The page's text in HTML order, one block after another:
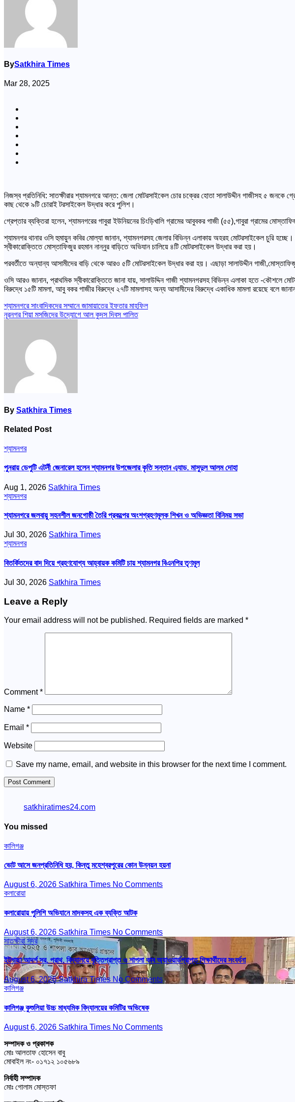
BySatkhira Times
Mar 28, 2025
নিজস্ব প্রতিনিধি: সাতক্ষীরার শ্যামনগরে আন্ত: জেলা মোটরসাইকেল চোর চক্রের হোতা সালাউদ্দীন গাজীসহ ৫ জনকে
কাছ থেকে ৯টি চোরাই টরসাইকেল উদ্ধার করে পুলিশ।
গ্রেপ্তার ব্যক্তিরা হলেন, শ্যামনগরের গাবুরা ইউনিয়নের চিংড়িখালি গ্রামের আবুবকর গাজী (৫৫),গাবুরা গ্রামের
শ্যামনগর থানার ওসি হুমায়ুন কবির মোল্যা জানান, শ্যামনগরসহ জেলার বিভিন্ন এলাকায় অহরহ মোটরসাইকেল চুরি
স্বীকারোক্তিতে মোস্তাফিজুর রহমান নান্নুর বাড়িতে অভিযান চালিয়ে ৪টি মোটরসাইকেল উদ্ধার করা হয়।
পরবর্তীতে অন্যান্য আসামীদের বাড়ি থেকে আরও ৫টি মোটরসাইকেল উদ্ধার করা হয়। এছাড়া সালাউদ্দীন
ওসি আরও জানান, প্রাথমিক স্বীকারোক্তিতে জানা যায়, সালাউদ্দিন গাজী শ্যামনগরসহ বিভিন্ন এলাকা হতে -কৌশলে
বিরুদ্ধে ১৫টি মামলা, আবু বকর গাজীর বিরুদ্ধে ২৭টি মামলাসহ অন্য আসামীদের বিরুদ্ধে একাধিক মামলা রয়েছে বলে
Post
navigation
শ্যামনগরে সাংবাদিকদের সম্মানে জামায়াতের ইফতার মাহফিল
নূরনগর শিয়া মসজিদের উদ্যোগে আল কুদস দিবস পালিত
By Satkhira Times
Related Post
শ্যামনগর
পুনরায় ডেপুটি এটর্নী জেনারেল হলেন শ্যামনগর উপজেলার কৃতি সন্তান এ্যাড. মাসুদুল আলম দোহা
Aug 1, 2026 Satkhira Times
শ্যামনগর
শ্যামনগরে জলবায়ু সহনশীল জনগোষ্ঠী তৈরি প্রকল্পের অংশগ্রহণমূলক শিখন ও অভিজ্ঞতা বিনিময় সভা
Jul 30, 2026 Satkhira Times
শ্যামনগর
বিতর্কিতদের বাদ দিয়ে গ্রহণযোগ্য আহ্বায়ক কমিটি চায় শ্যামনগর বিএনপির তৃণমূল
Jul 30, 2026 Satkhira Times
Leave a Reply
Your email address will not be published. Required fields are marked *
Comment*
Name *
Email *
Website
Save my name, email, and website in this browser for the next time I comment.
satkhiratimes24.com
You missed
কালিগঞ্জ
ভোট আসে জনপ্রতিনিধি হয়, কিন্তু মহেশ্বরপুরের কোন উন্নয়ন হয়না
August 6, 2026 Satkhira Times No Comments
কলারোয়া
কলারোয়ায় পুলিশি অভিযানে মাদকসহ এক ব্যক্তি আটক
August 6, 2026 Satkhira Times No Comments
সাতক্ষীরা সদর
ইটগাছা আদর্শ সর. প্রাথ. বিদ্যালয়ে বৃত্তিপ্রাপ্ত ও শাপলা কাব অ্যাওয়ার্ডপ্রাপ্ত শিক্ষার্থীদের সংবর্ধনা
August 6, 2026Satkhira Times No Comments
কালিগঞ্জ
কালিগঞ্জ কুশুলিয়া উচ্চ মাধ্যমিক বিদ্যালয়ের কমিটির অভিষেক
August 6, 2026 Satkhira Times No Comments
সম্পাদক ও প্রকাশক
মোঃ আলতাফ হোসেন বাবু
মোবাইল নং- ০১৭১২ ১০৫৬৮৯
নির্বাহী সম্পাদক
মোঃ গোলাম মোস্তফা